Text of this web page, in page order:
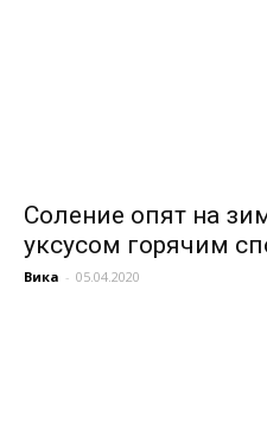
Соление опят на
уксусом горячим
Вика - 05.04.2020